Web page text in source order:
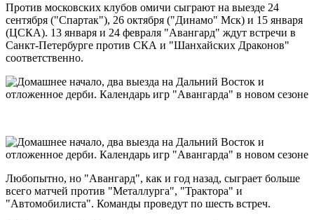
Против московских клубов омичи сыграют на выезде 24
сентября ("Спартак"), 26 октября ("Динамо" Мск) и 15 января
(ЦСКА). 13 января и 24 февраля "Авангард" ждут встречи в
Санкт-Петербурге против СКА и "Шанхайских Драконов"
соответственно.
Любопытно, но "Авангард", как и год назад, сыграет больше
всего матчей против "Металлурга", "Трактора" и
"Автомобилиста". Команды проведут по шесть встреч.